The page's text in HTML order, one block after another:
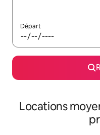
Départ
Locations